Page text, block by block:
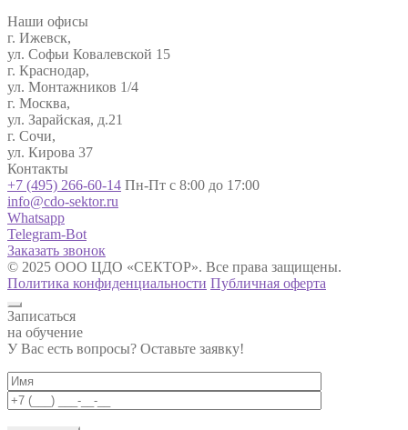
Наши офисы
г. Ижевск,
ул. Софьи Ковалевской 15
г. Краснодар,
ул. Монтажников 1/4
г. Москва,
ул. Зарайская, д.21
г. Сочи,
ул. Кирова 37
Контакты
+7 (495) 266-60-14 Пн-Пт с 8:00 до 17:00
info@cdo-sektor.ru
Whatsapp
Telegram-Bot
Заказать звонок
© 2025 ООО ЦДО «СЕКТОР». Все права защищены.
Политика конфиденциальности Публичная оферта
Записаться
на обучение
У Вас есть вопросы? Оставьте заявку!